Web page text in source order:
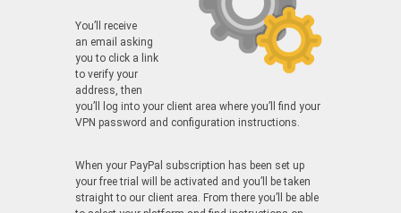
You’ll receive
an email asking
you to click a link
to verify your
address, then
you’ll log into your client area where you’ll find your
VPN password and configuration instructions.
When your PayPal subscription has been set up
your free trial will be activated and you’ll be taken
straight to our client area. From there you’ll be able